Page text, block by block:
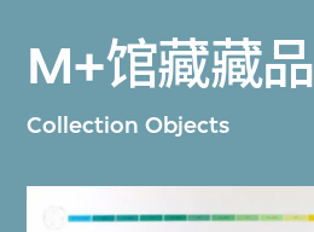
M+馆藏藏品
Collection Objects